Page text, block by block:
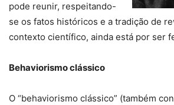
pode reunir, respeitando-
se os fatos históricos e a tradição de
contexto científico, ainda está por ser
Behaviorismo clássico
O “behaviorismo clássico” (também